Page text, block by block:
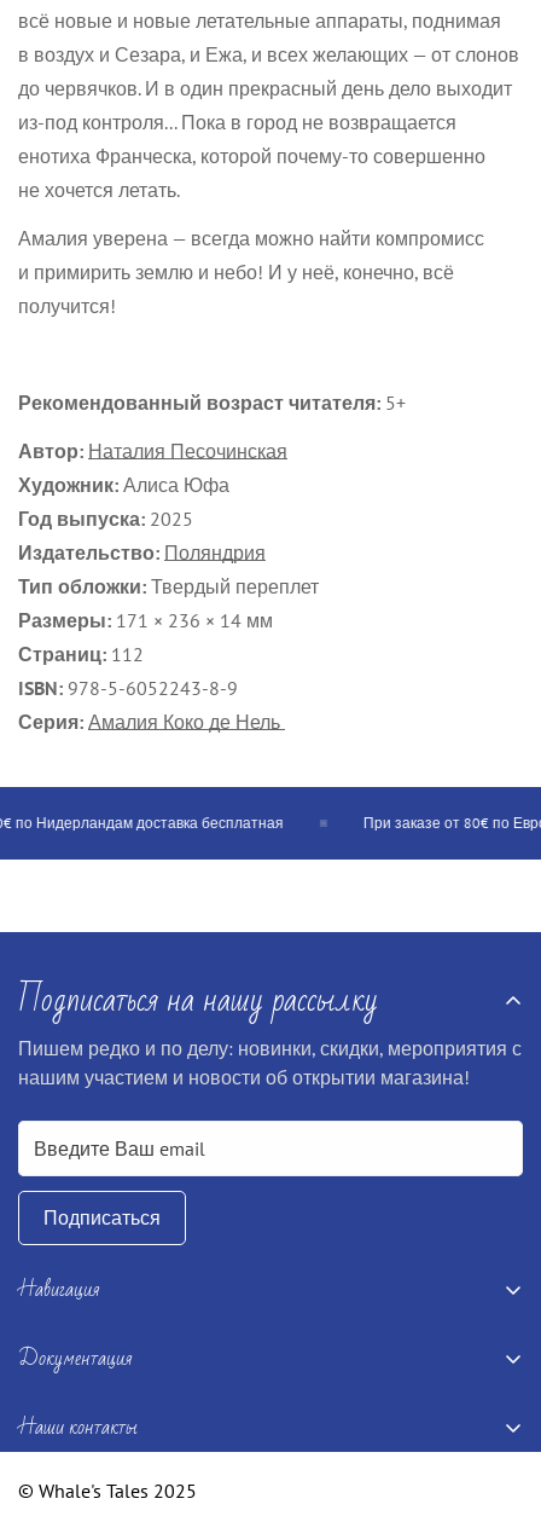
всё новые и новые летательные аппараты, поднимая
в воздух и Сезара, и Ежа, и всех желающих — от слонов
до червячков. И в один прекрасный день дело выходит
из-под контроля... Пока в город не возвращается
енотиха Франческа, которой почему-то совершенно
не хочется летать.
Амалия уверена — всегда можно найти компромисс
и примирить землю и небо! И у неё, конечно, всё
получится!
Рекомендованный возраст читателя: 5+
Автор: Наталия Песочинская
Художник: Алиса Юфа
Год выпуска: 2025
Издательство: Поляндрия
Тип обложки: Твердый переплет
Размеры: 171 × 236 × 14 мм
Страниц: 112
ISBN: 978-5-6052243-8-9
Серия: Амалия Коко де Нель
Нидерландам доставка бесплатная При заказе от 80€ по
Подписаться на нашу рассылку
Пишем редко и по делу: новинки, скидки, мероприятия с
нашим участием и новости об открытии магазина!
Подписаться
Навигация
Книги
Настолки
Подарочные сертификаты
Мероприятия
Документация
Privacy policy
Наши контакты
© Whale's Tales 2025
No, I'm not Yes, I am